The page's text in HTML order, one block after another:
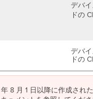
デバ
ドの
デバ
ドの
8 月 1 日以降に作成され